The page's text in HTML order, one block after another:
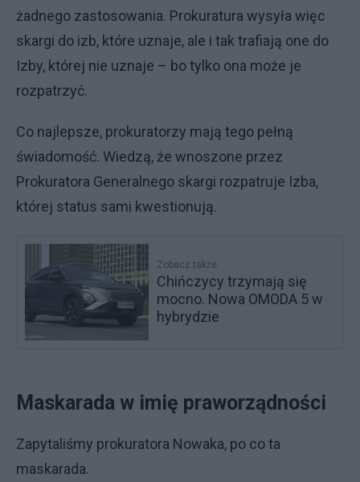
żadnego zastosowania. Prokuratura wysyła więc
skargi do izb, które uznaje, ale i tak trafiają one do
Izby, której nie uznaje – bo tylko ona może je
rozpatrzyć.
Co najlepsze, prokuratorzy mają tego pełną
świadomość. Wiedzą, że wnoszone przez
Prokuratora Generalnego skargi rozpatruje Izba,
której status sami kwestionują.
Zobacz także
Chińczycy trzymają się
mocno. Nowa OMODA 5 w
hybrydzie
Maskarada w imię praworządności
Zapytaliśmy prokuratora Nowaka, po co ta
maskarada.